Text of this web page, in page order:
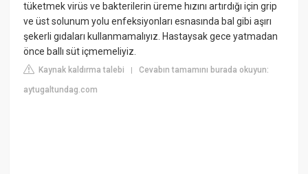
tüketmek virüs ve bakterilerin üreme hızını artırdığı için grip
ve üst solunum yolu enfeksiyonları esnasında bal gibi aşırı
şekerli gıdaları kullanmamalıyız. Hastaysak gece yatmadan
önce ballı süt içmemeliyiz.
Kaynak kaldırma talebi |Cevabın tamamını burada okuyun:
aytugaltundag.com